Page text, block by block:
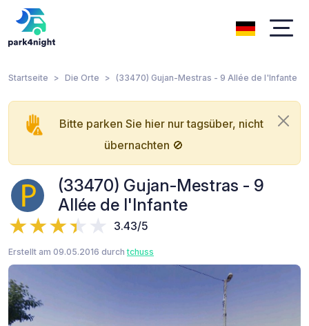
Startseite Die Orte (33470) Gujan-Mestras - 9 Allée de l'Infante
Bitte parken Sie hier nur tagsüber, nicht
übernachten 🚫
(33470) Gujan-Mestras - 9
Allée de l'Infante
3.43/5
Erstellt am 09.05.2016 durchtchuss